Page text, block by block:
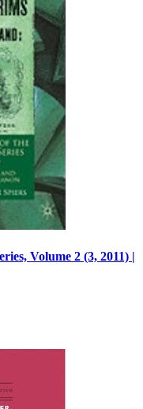
Volume 2 (3, 2011) |